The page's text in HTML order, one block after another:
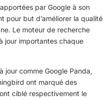
par Google à son
pour but d’améliorer la qualité
Le moteur de recherche
jour importantes chaque
jour comme Google Panda,
ont marqué des
ciblé respectivement le